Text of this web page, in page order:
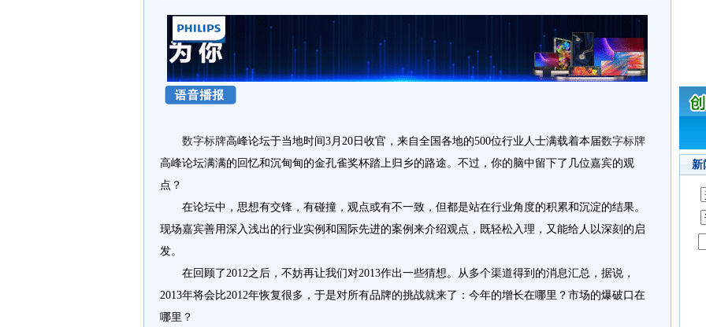
数字标牌高峰论坛于当地时间3月 20 日收官，来自全国 各地的500位行业 人士满载着本届数字标牌
高峰论坛满满的回忆和沉甸甸的金孔雀奖杯踏上归乡的路途。不过，你的脑中留下了 几位嘉宾的观
点 ？
在论坛中，思想有交锋，有碰撞，观点或有不一致，但都是站在行业角度的积累和沉淀的结果。
现场嘉宾善用深入浅出的行业实例和国际先进的案例来介绍观点，既轻松入理，又能给人以深刻的启
发。
在回顾了2012之后，不妨再让我们对2013作出一些猜想。从多个渠道得到的消息汇总，据说，
2013年将会比2012年恢复很多，于是对所有品牌的挑战就来了：今年的增长在哪里？市场的爆破口在
哪里？
新